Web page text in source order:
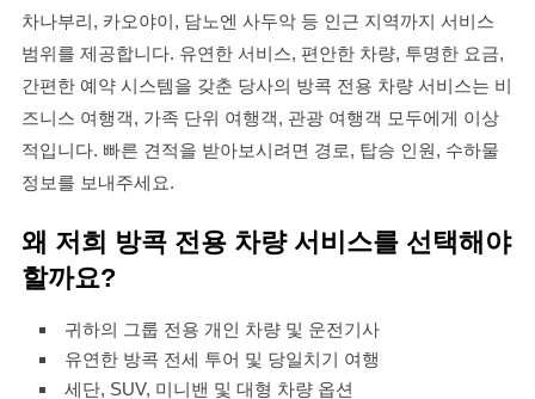
차나부리, 카오야이, 담노엔 사두악 등 인근 지역까지 서비스
범위를 제공합니다. 유연한 서비스, 편안한 차량, 투명한 요금,
간편한 예약 시스템을 갖춘 당사의 방콕 전용 차량 서비스는 비
즈니스 여행객, 가족 단위 여행객, 관광 여행객 모두에게 이상
적입니다. 빠른 견적을 받아보시려면 경로, 탑승 인원, 수하물
정보를 보내주세요.
왜 저희 방콕 전용 차량 서비스를 선택해야
할까요?
귀하의 그룹 전용 개인 차량 및 운전기사
유연한 방콕 전세 투어 및 당일치기 여행
세단, SUV, 미니밴 및 대형 차량 옵션